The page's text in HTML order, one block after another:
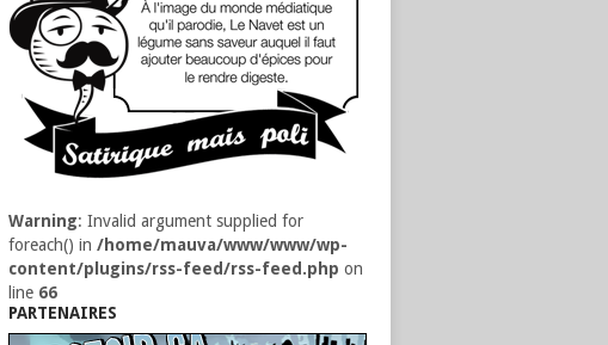
Warning: Invalid argument supplied for
foreach() in /home/mauva/www/www/wp-
content/plugins/rss-feed/rss-feed.php on
line 66
PARTENAIRES